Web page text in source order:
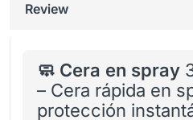
Review
🧼 Cera en spray
– Cera rápida en
protección